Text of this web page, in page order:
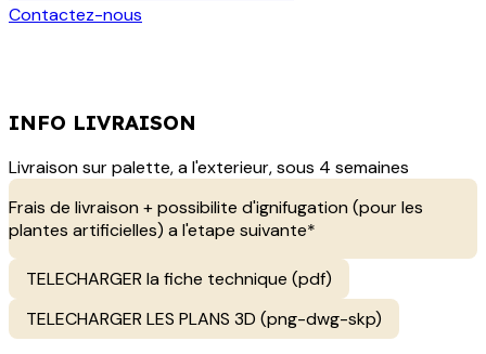
Contactez-nous
INFO LIVRAISON
Livraison sur palette, a l'exterieur, sous 4 semaines
Frais de livraison + possibilite d'ignifugation (pour les
plantes artificielles) a l'etape suivante*
TELECHARGER la fiche technique (pdf)
TELECHARGER LES PLANS 3D (png-dwg-skp)